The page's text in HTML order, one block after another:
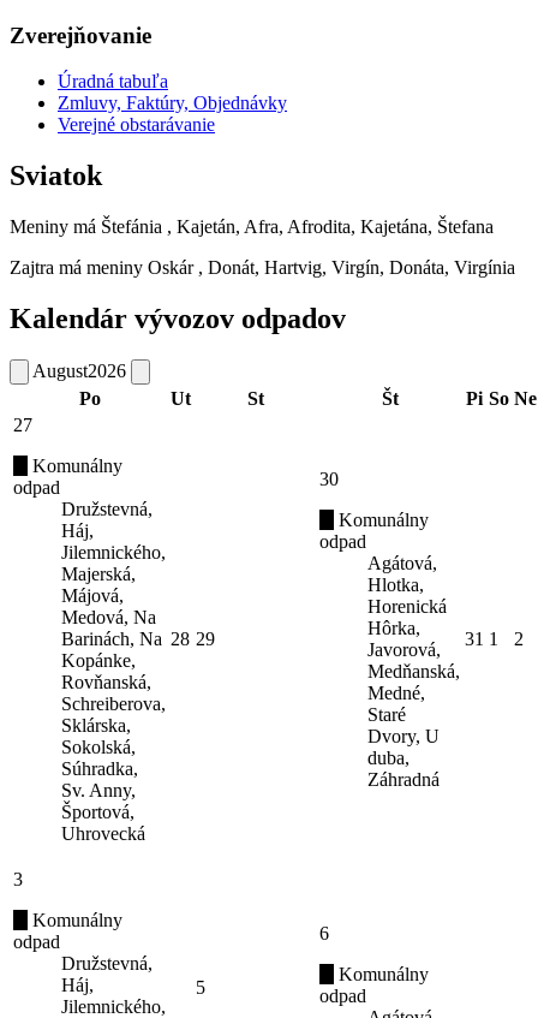
Zverejňovanie
Úradná tabuľa
Zmluvy, Faktúry, Objednávky
Verejné obstarávanie
Sviatok
Meniny má Štefánia , Kajetán, Afra, Afrodita, Kajetána, Štefana
Zajtra má meniny Oskár , Donát, Hartvig, Virgín, Donáta, Virgínia
Kalendár vývozov odpadov
August2026
Po
Ut St Št Pi So Ne
27
Komunálny
odpad
Družstevná,
Háj,
Jilemnického,
Majerská,
Májová,
Medová, Na
Barinách, Na
Kopánke,
Rovňanská,
Schreiberova,
Sklárska,
Sokolská,
Súhradka,
Sv. Anny,
Športová,
Uhrovecká
28 29
30
Komunálny
odpad
Agátová,
Hlotka,
Horenická
Hôrka,
Javorová,
Medňanská,
Medné,
Staré
Dvory, U
duba,
Záhradná
31 1 2
3
Komunálny
odpad
Družstevná,
Háj,
Jilemnického,
5
6
Komunálny
odpad